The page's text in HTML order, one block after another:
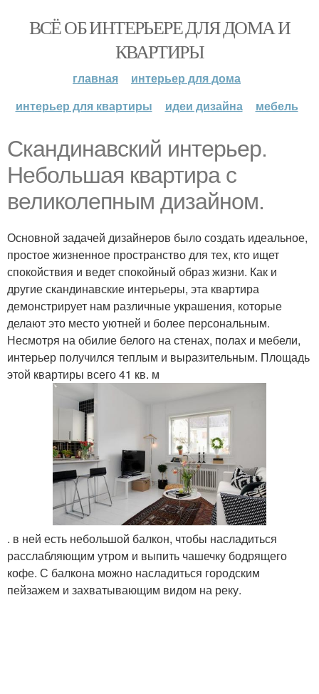
ВСЁ ОБ ИНТЕРЬЕРЕ ДЛЯ ДОМА И
КВАРТИРЫ
главная
интерьер для дома
интерьер для квартиры
идеи дизайна мебель
Скандинавский интерьер.
Небольшая квартира с
великолепным дизайном.
Основной задачей дизайнеров было создать идеальное,
простое жизненное пространство для тех, кто ищет
спокойствия и ведет спокойный образ жизни. Как и
другие скандинавские интерьеры, эта квартира
демонстрирует нам различные украшения, которые
делают это место уютней и более персональным.
Несмотря на обилие белого на стенах, полах и мебели,
интерьер получился теплым и выразительным. Площадь
этой квартиры всего 41 кв. м
. в ней есть небольшой балкон, чтобы насладиться
расслабляющим утром и выпить чашечку бодрящего
кофе. С балкона можно насладиться городским
пейзажем и захватывающим видом на реку.